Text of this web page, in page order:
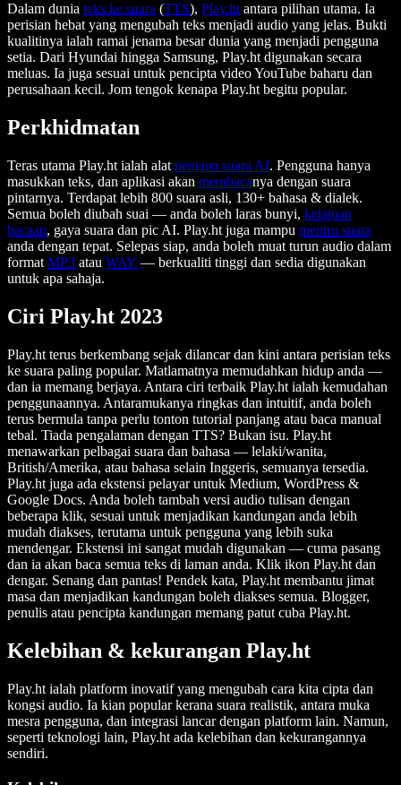
Dalam dunia teks ke suara (TTS), Play.htantara pilihan utama. Ia
perisian hebat yang mengubah teks menjadi audio yang jelas. Bukti
kualitinya ialah ramai jenama besar dunia yang menjadi pengguna
setia. Dari Hyundai hingga Samsung, Play.ht digunakan secara
meluas. Ia juga sesuai untuk pencipta video YouTube baharu dan
perusahaan kecil. Jom tengok kenapa Play.ht begitu popular.
Perkhidmatan
Teras utama Play.ht ialah alat penjana suara AI. Pengguna hanya
masukkan teks, dan aplikasi akan membacanya dengan suara
pintarnya. Terdapat lebih 800 suara asli, 130+ bahasa & dialek.
Semua boleh diubah suai — anda boleh laras bunyi, kelajuan
bacaan, gaya suara dan pic AI. Play.ht juga mampu meniru suara
anda dengan tepat. Selepas siap, anda boleh muat turun audio dalam
format MP3 atau WAV — berkualiti tinggi dan sedia digunakan
untuk apa sahaja.
Ciri Play.ht 2023
Play.ht terus berkembang sejak dilancar dan kini antara perisian teks
ke suara paling popular. Matlamatnya memudahkan hidup anda —
dan ia memang berjaya. Antara ciri terbaik Play.ht ialah kemudahan
penggunaannya. Antaramukanya ringkas dan intuitif, anda boleh
terus bermula tanpa perlu tonton tutorial panjang atau baca manual
tebal. Tiada pengalaman dengan TTS? Bukan isu. Play.ht
menawarkan pelbagai suara dan bahasa — lelaki/wanita,
British/Amerika, atau bahasa selain Inggeris, semuanya tersedia.
Play.ht juga ada ekstensi pelayar untuk Medium, WordPress &
Google Docs. Anda boleh tambah versi audio tulisan dengan
beberapa klik, sesuai untuk menjadikan kandungan anda lebih
mudah diakses, terutama untuk pengguna yang lebih suka
mendengar. Ekstensi ini sangat mudah digunakan — cuma pasang
dan ia akan baca semua teks di laman anda. Klik ikon Play.ht dan
dengar. Senang dan pantas! Pendek kata, Play.ht membantu jimat
masa dan menjadikan kandungan boleh diakses semua. Blogger,
penulis atau pencipta kandungan memang patut cuba Play.ht.
Kelebihan & kekurangan Play.ht
Play.ht ialah platform inovatif yang mengubah cara kita cipta dan
kongsi audio. Ia kian popular kerana suara realistik, antara muka
mesra pengguna, dan integrasi lancar dengan platform lain. Namun,
seperti teknologi lain, Play.ht ada kelebihan dan kekurangannya
sendiri.